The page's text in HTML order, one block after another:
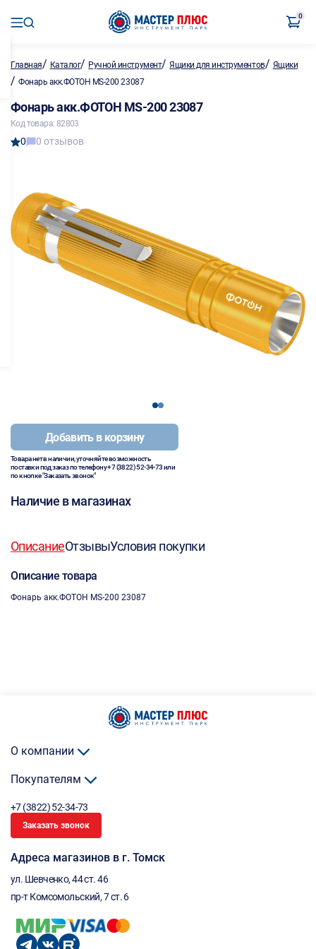
0
Главная/ Каталог/ Ручной инструмент/Ящики для инструментов/ Ящики
/ Фонарь акк.ФОТОН MS-200 23087
Фонарь акк.ФОТОН MS-200 23087
Код товара: 82803
0 0 отзывов
12
Добавить в корзину
Товара нет в наличии, уточняйте возможность
поставки под заказ по телефону+7 (3822) 52-34-73или
по кнопке "Заказать звонок"
Наличие в магазинах
ОписаниеОтзывыУсловия покупки
Описание товара
Фонарь акк.ФОТОН MS-200 23087
О компании
Покупателям
+7 (3822) 52-34-73
Заказать звонок
Адреса магазинов в г. Томск
ул. Шевченко, 44 ст. 46
пр-т Комсомольский, 7 ст. 6